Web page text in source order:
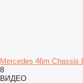
Mercedes 46m Chassis
8
ВИДЕО